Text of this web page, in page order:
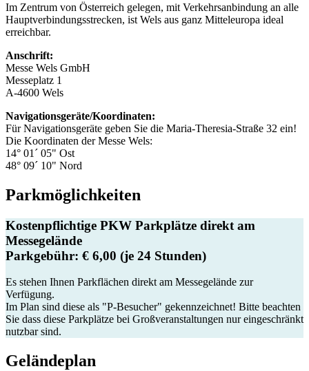
Im Zentrum von Österreich gelegen, mit Verkehrsanbindung an alle
Hauptverbindungsstrecken, ist Wels aus ganz Mitteleuropa ideal
erreichbar.
Anschrift:
Messe Wels GmbH
Messeplatz 1
A-4600 Wels
Navigationsgeräte/Koordinaten:
Für Navigationsgeräte geben Sie die Maria-Theresia-Straße 32 ein!
Die Koordinaten der Messe Wels:
14° 01´ 05" Ost
48° 09´ 10" Nord
Parkmöglichkeiten
Kostenpflichtige PKW Parkplätze direkt am
Messegelände
Parkgebühr: € 6,00 (je 24 Stunden)
Es stehen Ihnen Parkflächen direkt am Messegelände zur
Verfügung.
Im Plan sind diese als "P-Besucher" gekennzeichnet! Bitte beachten
Sie dass diese Parkplätze bei Großveranstaltungen nur eingeschränkt
nutzbar sind.
Geländeplan